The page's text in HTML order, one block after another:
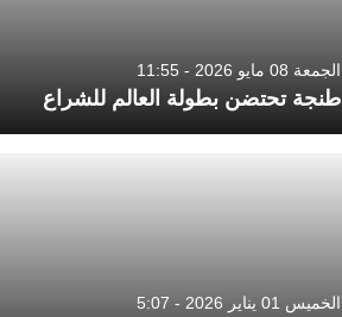
الجمعة 08 مايو 2026 - 11:55
طنجة تحتضن بطولة العالم للشراع
الخميس 01 يناير 2026 - 5:07